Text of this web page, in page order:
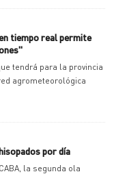
tiempo real permite
tendrá para la provincia
agrometeorológica
por día
la segunda ola